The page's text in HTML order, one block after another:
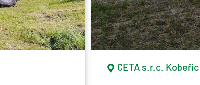
CETA s.r.o.